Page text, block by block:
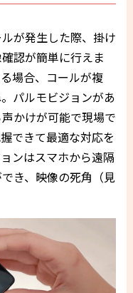
が発生した際、掛け
認が簡単に行えま
場合、コールが複
パルモビジョンがあ
かけが可能で現場で
できて最適な対応を
ンはスマホから遠隔
き、映像の死角（見